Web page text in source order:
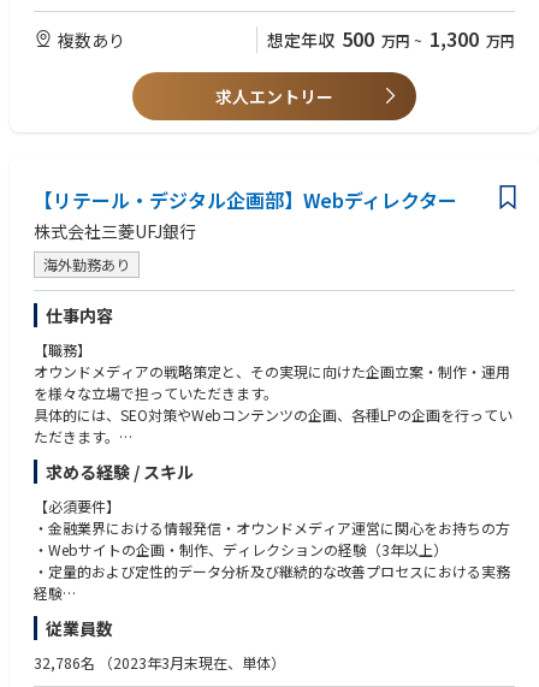
・事業課題や顧客インサイトを基に理想的な体験の構想と具現化
値を生み出す店舗体験の構想、企画、推進
・多様なステークホルダーへの提案／合意形成／調整業務
む新規・既存プロダクト・サービスの改善活動・ユーザーを起点とした課
題抽出と改善案の具現化と他部門と連携したプロジェクトの推進
③UXリサーチャー
・顧客調査計画の立案と実施及び、定性・定量データを基にした顧客課題
の抽出や洞察
・UXリサーチの文化を形成するための仕組み作りと浸透活動
【魅力】
・メガバンク最大の顧客基盤のサービスを上流から下流まで検討し、実現
できるダイナミズム
・メガバンクにおけるCX向上スキーム・組織構築というミッションへの参
画
・生活に不可欠な「金融」サービスをお客さまに適切に届け、お金の不安
を解消することに貢献できる社会的意義の大きさ
・インハウスサービスデザイナーとして、金融サービスへの理解を深めな
がらスキルアップ出来るフィールド
【キャリアパス】
サービズデザイン・UXデザインのプロフェッショナルとしてのキャリアは
もちろん、将来的には希望や適性に応じて、総合職として幅広い業務を担
・事業会社やデザインファームでの3年以上の実務経験
・組織横断プロジェクトでのリーダーシップ経験
・ネイティブアプリまたはWebアプリケーションの開発に関する知見
・リアル／デジタルを融合したOMO体験構築／企画／推進の実務経験
・デザイン組織における体制構築、仕組み作り、組織浸透、運用に関わる
・より良い顧客体験の提供に情熱を持っている方
・クオリティにこだわり説明責任を果たすことができる方
・当事者意識を持ち自発的にまわりへ働きかけができる方
・異なる立場や利害を持った相手でも尊重・連携ができる方
・自部署のみならず、多くの他部署を巻き込みながら仕事を進めていくこ
とができる方
・仕事を楽しみチームが活躍できる環境づくりに貢献できる方
・仕事とプライベートにメリハリを付けることができる方
【歓迎】
・人間中心設計（HCD-Net）資格
・言語：日本語（ネイティブレベル）、英語（ビジネスレベル）
・大規模組織での業務経験
・金融機関での業務経験
複数あり 想定年収 500 万円 ~ 1,300 万円
求人エントリー
【リテール・デジタル企画部】Webディレクター
株式会社三菱UFJ銀行
海外勤務あり
仕事内容
【職務】
オウンドメディアの戦略策定と、その実現に向けた企画立案・制作・運用
を様々な立場で担っていただきます。
具体的には、SEO対策やWebコンテンツの企画、各種LPの企画を行ってい
ただきます。
【魅力】
・生活に不可欠な「お金に関する知識」をお客さまに分かりやすく伝え、
お金の不安を解消することに貢献できる社会的意義の大きさを感じていた
だくことができます。
・オウンドメディアのコンセプト設計やマーケティング施策の企画など、
制作過程の上流工程から携わることができます。
で、作って終わりではなく、よりよいコンテンツの制作を追及することが
できます。
・金融関連のコンテンツに多く触れることで、ご自身の金融リテラシーが
求める経験 / スキル
【必須要件】
・金融業界における情報発信・オウンドメディア運営に関心をお持ちの方
・Webサイトの企画・制作、ディレクションの経験（3年以上）
・定量的および定性的データ分析及び継続的な改善プロセスにおける実務
経験
・社内外ステークホルダーとの効果的なコミュニケーションと折衝経験
・SEOへの知見
・GA4、Figmaなどの実務経験
従業員数
32,786名 （2023年3月末現在、単体）